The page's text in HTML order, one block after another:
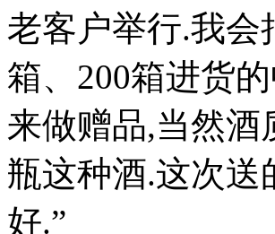
老客户举行.我会
箱、200箱进货
来做赠品,当然酒
瓶这种酒.这次
好.”